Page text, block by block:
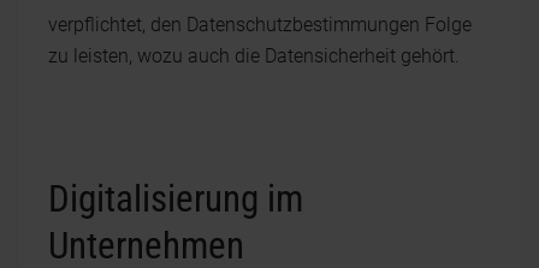
verpflichtet, den Datenschutzbestimmungen Folge
zu leisten, wozu auch die Datensicherheit gehört.
Digitalisierung im
Unternehmen